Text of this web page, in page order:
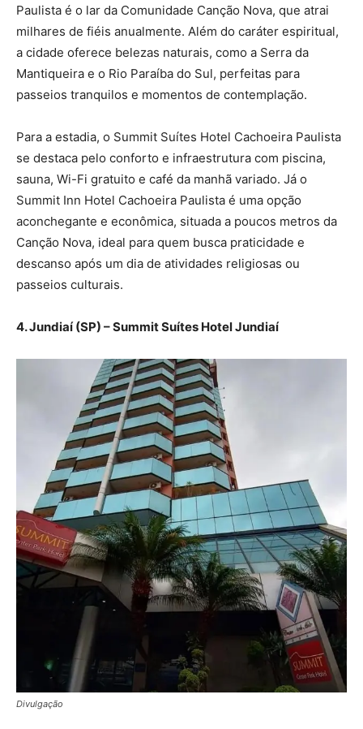
Paulista é o lar da Comunidade Canção Nova, que atrai
milhares de fiéis anualmente. Além do caráter espiritual,
a cidade oferece belezas naturais, como a Serra da
Mantiqueira e o Rio Paraíba do Sul, perfeitas para
passeios tranquilos e momentos de contemplação.
Para a estadia, o Summit Suítes Hotel Cachoeira Paulista
se destaca pelo conforto e infraestrutura com piscina,
sauna, Wi-Fi gratuito e café da manhã variado. Já o
Summit Inn Hotel Cachoeira Paulista é uma opção
aconchegante e econômica, situada a poucos metros da
Canção Nova, ideal para quem busca praticidade e
descanso após um dia de atividades religiosas ou
passeios culturais.
4. Jundiaí (SP) – Summit Suítes Hotel Jundiaí
Divulgação